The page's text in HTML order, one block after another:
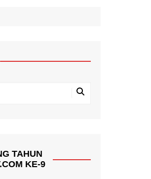
TAHUN
KE-9